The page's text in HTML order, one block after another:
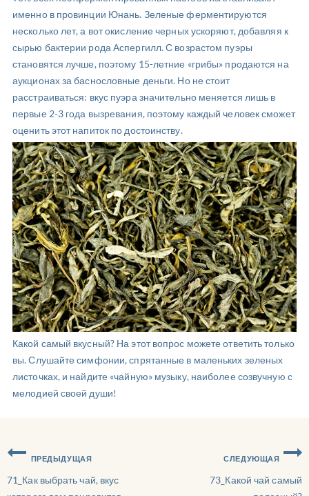
именно в провинции Юнань. Зеленые ферментируются
несколько лет, а вот окисление черных ускоряют, добавляя к
сырью бактерии рода Аспергилл. С возрастом пуэры
становятся лучше, поэтому 15-летние «грибы» продаются на
аукционах за баснословные деньги. Но не стоит
расстраиваться: вкус пуэра значительно меняется лишь в
первые 2-3 года вызревания, поэтому каждый человек сможет
оценить этот напиток по достоинству.
Какой самый вкусный? На этот вопрос можете ответить только
вы. Слушайте симфонии, спрятанные в маленьких зеленых
листочках, и найдите «чайную» музыку, наиболее созвучную с
мелодией своей души!
ПРЕДЫДУЩАЯ
71_Как выбрать чай, вкус
СЛЕДУЮЩАЯ
73_Какой чай самый